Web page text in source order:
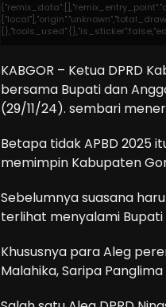
KABGOR – Ketua DPRD
bersama Bupati dan
(29/11/24). sembari
Betapa tidak APBD 2025
memimpin Kabupaten
Sebelumnya suasana
terlihat menyalami Bupati
Khususnya para Aleg
Malahika, Saripa